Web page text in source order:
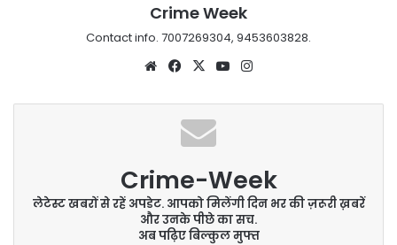
Crime Week
Contact info. 7007269304, 9453603828.
WebsiteFacebook
X YouTube
Crime-Week
लेटेस्ट खबरों से रहें अपडेट. आपको मिलेंगी दिन भर की ज़रूरी ख़बरें
और उनके पीछे का सच.
अब पढ़िए बिल्कुल मुफ्त